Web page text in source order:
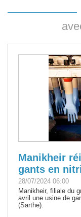
Manikheir
gants en
28/07/2024 06:00
Manikheir, filiale du
avril une usine de
(Sarthe).